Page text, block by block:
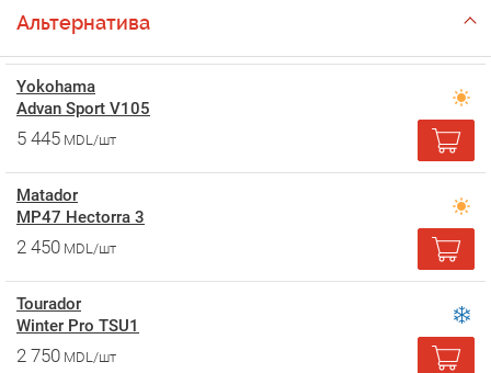
Альтернатива
Yokohama
Advan Sport V105
5 445 MDL/шт
Matador
MP47 Hectorra 3
2 450 MDL/шт
Tourador
Winter Pro TSU1
2 750 MDL/шт